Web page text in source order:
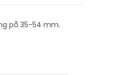
på 35-54 mm.